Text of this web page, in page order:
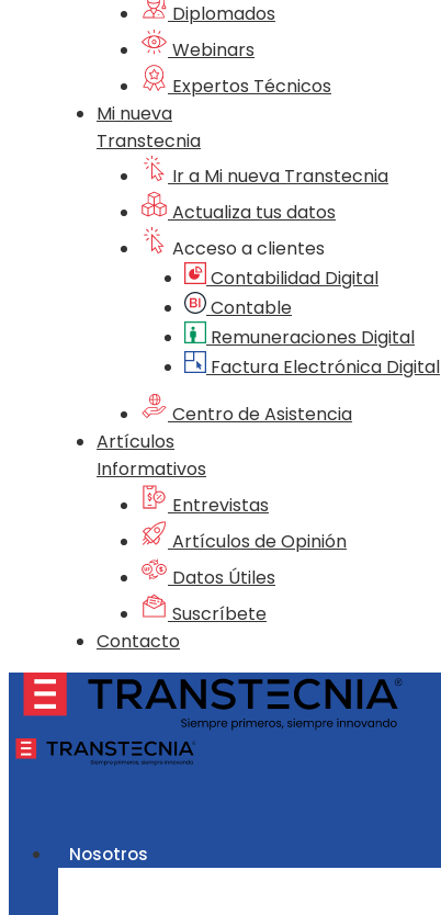
Diplomados
Webinars
Expertos Técnicos
Mi nueva
Transtecnia
Ir a Mi nueva Transtecnia
Actualiza tus datos
Acceso a clientes
Contabilidad Digital
Contable
Remuneraciones Digital
Factura Electrónica Digital
Centro de Asistencia
Artículos
Informativos
Entrevistas
Artículos de Opinión
Datos Útiles
Suscríbete
Contacto
Nosotros